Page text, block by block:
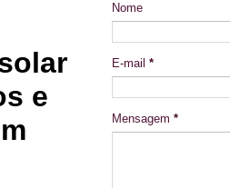
Nome
E-mail *
Mensagem *